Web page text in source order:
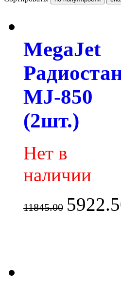
MegaJet
MJ-850
(2шт.)
Нет в
наличии
11845.00